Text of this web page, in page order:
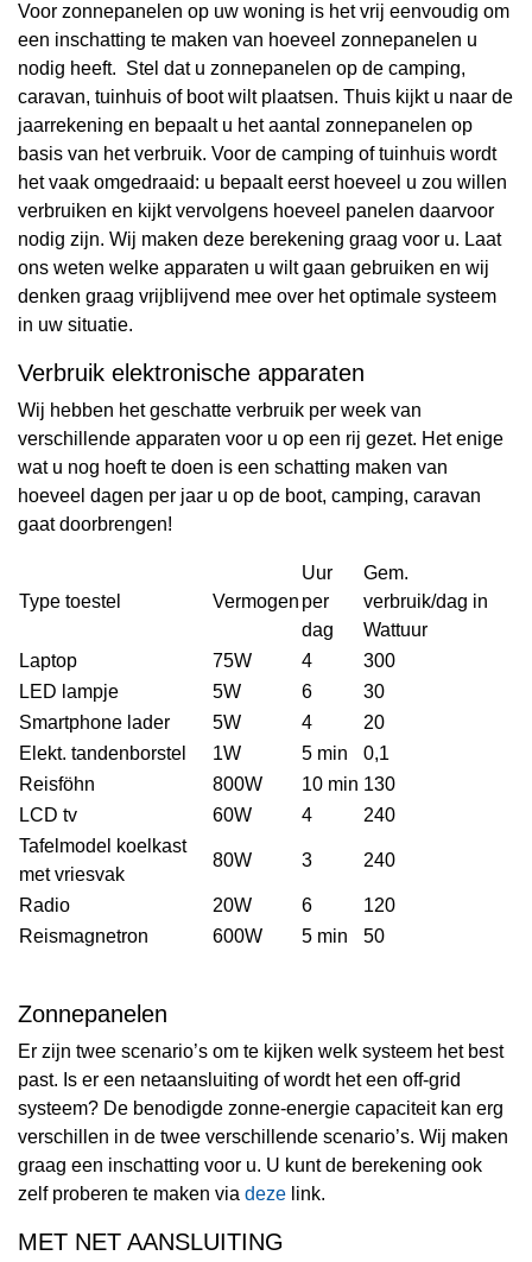
Voor zonnepanelen op uw woning is het vrij eenvoudig om
een inschatting te maken van hoeveel zonnepanelen u
nodig heeft. Stel dat u zonnepanelen op de camping,
caravan, tuinhuis of boot wilt plaatsen. Thuis kijkt u naar de
jaarrekening en bepaalt u het aantal zonnepanelen op
basis van het verbruik. Voor de camping of tuinhuis wordt
het vaak omgedraaid: u bepaalt eerst hoeveel u zou willen
verbruiken en kijkt vervolgens hoeveel panelen daarvoor
nodig zijn. Wij maken deze berekening graag voor u. Laat
ons weten welke apparaten u wilt gaan gebruiken en wij
denken graag vrijblijvend mee over het optimale systeem
in uw situatie.
Verbruik elektronische apparaten
Wij hebben het geschatte verbruik per week van
verschillende apparaten voor u op een rij gezet. Het enige
wat u nog hoeft te doen is een schatting maken van
hoeveel dagen per jaar u op de boot, camping, caravan
gaat doorbrengen!
Type toestel Vermogen
Uur
per
dag
Gem.
verbruik/dag in
Wattuur
Laptop
75W 4
300
LED lampje
5W 6
30
Smartphone lader
5W 4
20
Elekt. tandenborstel
1W 5 min
0,1
Reisföhn
800W 10 min 130
LCD tv
60W 4
240
Tafelmodel koelkast
met vriesvak
80W 3 240
Radio 20W 6
120
Reismagnetron
600W 5 min 50
Zonnepanelen
Er zijn twee scenario’s om te kijken welk systeem het best
past. Is er een netaansluiting of wordt het een off-grid
systeem? De benodigde zonne-energie capaciteit kan erg
verschillen in de twee verschillende scenario’s. Wij maken
graag een inschatting voor u. U kunt de berekening ook
zelf proberen te maken via deze link.
MET NET AANSLUITING